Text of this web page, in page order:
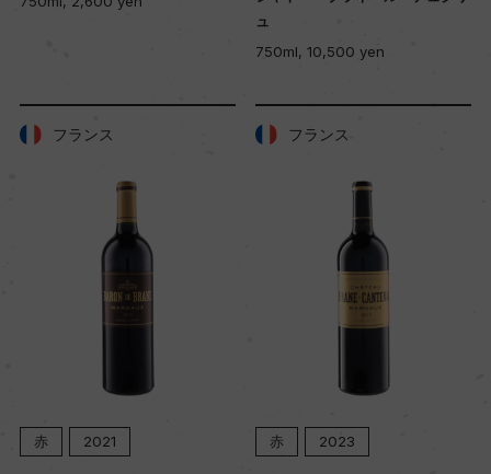
ュ
750ml, 10,500 yen
フランス
赤 2021
フランス
赤 2023